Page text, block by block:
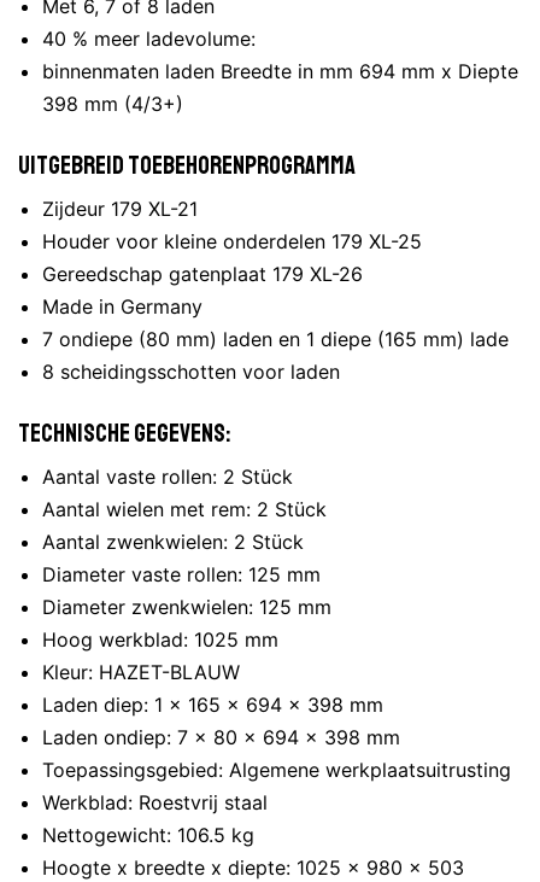
Met 6, 7 of 8 laden
40 % meer ladevolume:
binnenmaten laden Breedte in mm 694 mm x Diepte
398 mm (4/3+)
Uitgebreid toebehorenprogramma
Zijdeur 179 XL-21
Houder voor kleine onderdelen 179 XL-25
Gereedschap gatenplaat 179 XL-26
Made in Germany
7 ondiepe (80 mm) laden en 1 diepe (165 mm) lade
8 scheidingsschotten voor laden
Technische gegevens:
Aantal vaste rollen: 2 Stück
Aantal wielen met rem: 2 Stück
Aantal zwenkwielen: 2 Stück
Diameter vaste rollen: 125 mm
Diameter zwenkwielen: 125 mm
Hoog werkblad: 1025 mm
Kleur: HAZET-BLAUW
Laden diep: 1 x 165 x 694 x 398 mm
Laden ondiep: 7 x 80 x 694 x 398 mm
Toepassingsgebied: Algemene werkplaatsuitrusting
Werkblad: Roestvrij staal
Nettogewicht: 106.5 kg
Hoogte x breedte x diepte: 1025 x 980 x 503